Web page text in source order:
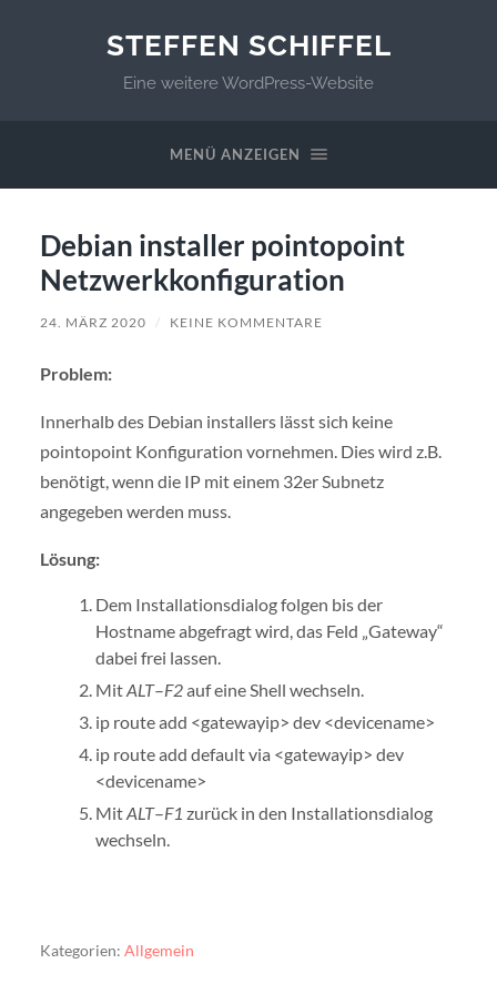
STEFFEN SCHIFFEL
Eine weitere WordPress-Website
MENÜ ANZEIGEN
Debian installer pointopoint
Netzwerkkonfiguration
24. MÄRZ 2020 / KEINE KOMMENTARE
Problem:
Innerhalb des Debian installers lässt sich keine
pointopoint Konfiguration vornehmen. Dies wird z.B.
benötigt, wenn die IP mit einem 32er Subnetz
angegeben werden muss.
Lösung:
Dem Installationsdialog folgen bis der
Hostname abgefragt wird, das Feld „Gateway“
dabei frei lassen.
MitALT–F2auf eine Shell wechseln.
ip route add <gatewayip> dev <devicename>
ip route add default via <gatewayip> dev
<devicename>
MitALT–F1 zurück in den Installationsdialog
wechseln.
Kategorien: Allgemein